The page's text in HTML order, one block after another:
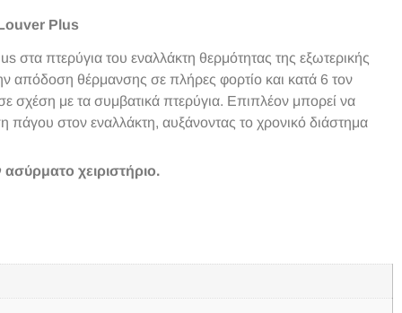
Plus
στα πτερύγια του εναλλάκτη θερμότητας της εξωτερικής
απόδοση θέρμανσης σε πλήρες φορτίο και κατά 6 τον
σχέση με τα συμβατικά πτερύγια. Επιπλέον μπορεί να
πάγου στον εναλλάκτη, αυξάνοντας το χρονικό διάστημα
χειριστήριο.